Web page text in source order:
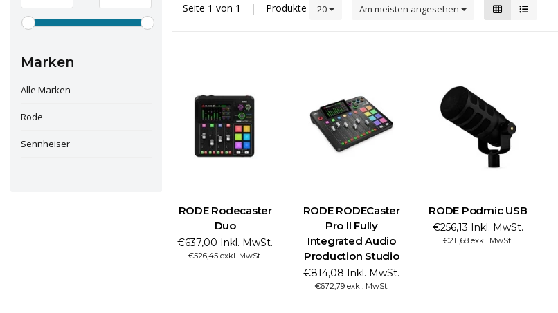
Marken
Alle Marken
Rode
Sennheiser
Seite 1 von 1 | Produkte 20 Am meisten angesehen
RODE Rodecaster
Duo
€637,00 Inkl. MwSt.
€526,45 exkl. MwSt.
RODE RODECaster
Pro II Fully
Integrated Audio
Production Studio
€814,08 Inkl. MwSt.
€672,79 exkl. MwSt.
RODE Podmic USB
€256,13 Inkl. MwSt.
€211,68 exkl. MwSt.